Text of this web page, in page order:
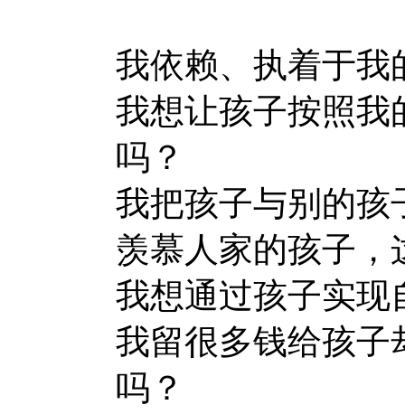
我依赖、执着于我
我想让孩子按照我
吗？
我把孩子与别的孩
羡慕人家的孩子，
我想通过孩子实现
我留很多钱给孩子
吗？